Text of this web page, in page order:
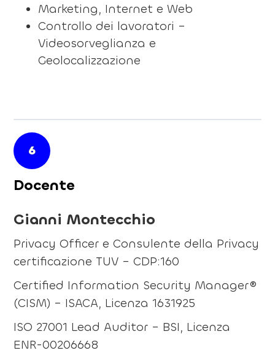
Marketing, Internet e Web
Controllo dei lavoratori –
Videosorveglianza e
Geolocalizzazione
6
Docente
Gianni Montecchio
Privacy Officer e Consulente della Privacy
certificazione TUV – CDP:160
Certified Information Security Manager®
(CISM) – ISACA, Licenza 1631925
ISO 27001 Lead Auditor – BSI, Licenza
ENR-00206668